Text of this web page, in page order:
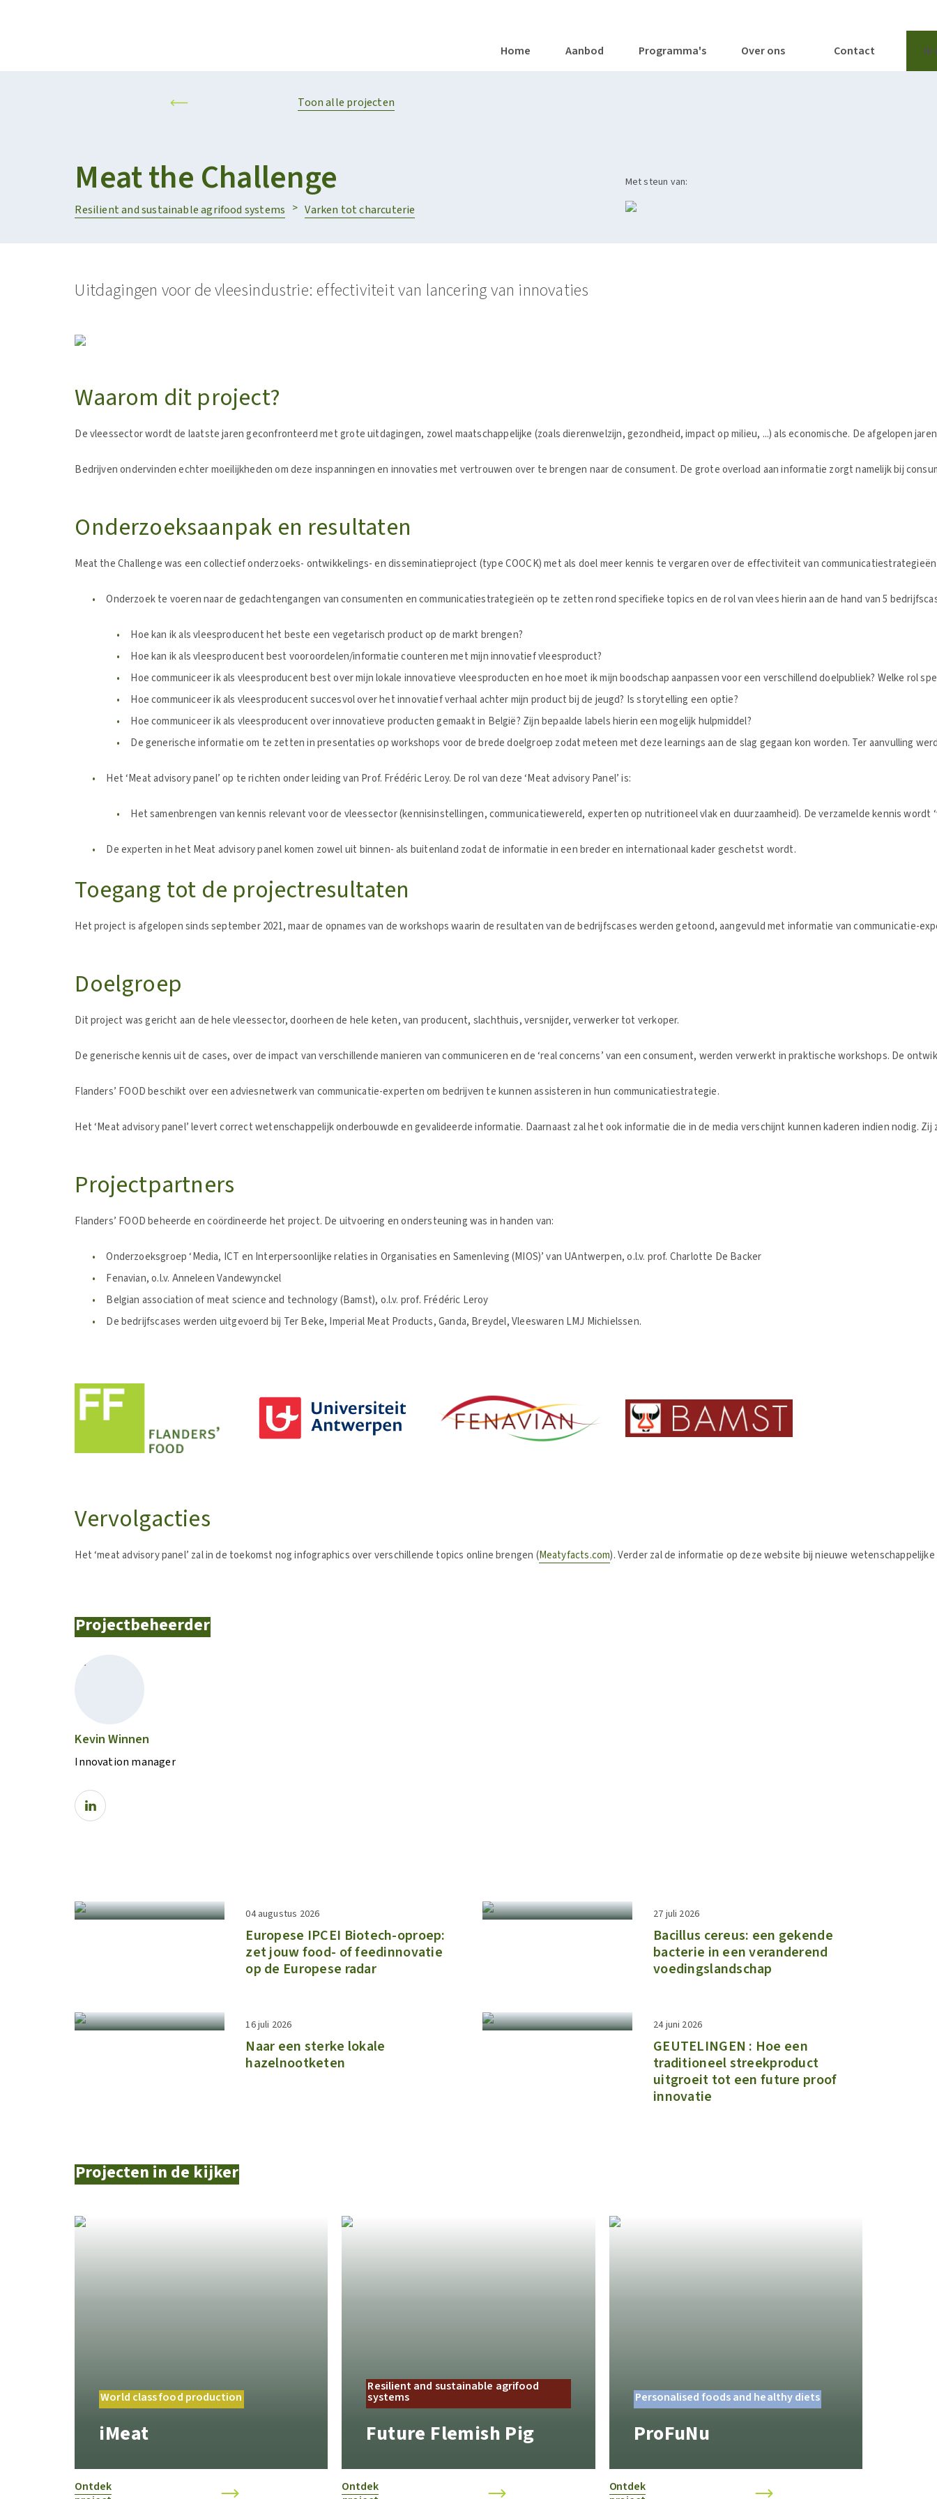
Home Aanbod Programma's Over ons Contact Ik
Toon alle projecten
Meat the Challenge
Resilient and sustainable agrifood systems Varken tot charcuterie
Met steun van:
Uitdagingen voor de vleesindustrie: effectiviteit van lancering van innovaties
Waarom dit project?
De vleessector wordt de laatste jaren geconfronteerd met grote uitdagingen, zowel maatschappelijke (zoals dierenwelzijn, gezondheid, impact op milieu, ...) als economische. De afgelopen
Bedrijven ondervinden echter moeilijkheden om deze inspanningen en innovaties met vertrouwen over te brengen naar de consument. De grote overload aan informatie zorgt namelijk bij
Onderzoeksaanpak en resultaten
Meat the Challenge was een collectief onderzoeks- ontwikkelings- en disseminatieproject (type COOCK) met als doel meer kennis te vergaren over de effectiviteit van
Onderzoek te voeren naar de gedachtengangen van consumenten en communicatiestrategieën op te zetten rond specifieke topics en de rol van vlees hierin aan de hand van 5
Hoe kan ik als vleesproducent het beste een vegetarisch product op de markt brengen?
Hoe kan ik als vleesproducent best vooroordelen/informatie counteren met mijn innovatief vleesproduct?
Hoe communiceer ik als vleesproducent best over mijn lokale innovatieve vleesproducten en hoe moet ik mijn boodschap aanpassen voor een verschillend doelpubliek? Welke rol
Hoe communiceer ik als vleesproducent succesvol over het innovatief verhaal achter mijn product bij de jeugd? Is storytelling een optie?
Hoe communiceer ik als vleesproducent over innovatieve producten gemaakt in België? Zijn bepaalde labels hierin een mogelijk hulpmiddel?
De generische informatie om te zetten in presentaties op workshops voor de brede doelgroep zodat meteen met deze learnings aan de slag gegaan kon worden. Ter
Het ‘Meat advisory panel’ op te richten onder leiding van Prof. Frédéric Leroy. De rol van deze ‘Meat advisory Panel’ is:
Het samenbrengen van kennis relevant voor de vleessector (kennisinstellingen, communicatiewereld, experten op nutritioneel vlak en duurzaamheid). De verzamelde kennis wordt
De experten in het Meat advisory panel komen zowel uit binnen- als buitenland zodat de informatie in een breder en internationaal kader geschetst wordt.
Toegang tot de projectresultaten
Het project is afgelopen sinds september 2021, maar de opnames van de workshops waarin de resultaten van de bedrijfscases werden getoond, aangevuld met informatie van
Doelgroep
Dit project was gericht aan de hele vleessector, doorheen de hele keten, van producent, slachthuis, versnijder, verwerker tot verkoper.
De generische kennis uit de cases, over de impact van verschillende manieren van communiceren en de ‘real concerns’ van een consument, werden verwerkt in praktische workshops. De
Flanders’ FOOD beschikt over een adviesnetwerk van communicatie-experten om bedrijven te kunnen assisteren in hun communicatiestrategie.
Het ‘Meat advisory panel’ levert correct wetenschappelijk onderbouwde en gevalideerde informatie. Daarnaast zal het ook informatie die in de media verschijnt kunnen kaderen indien
Projectpartners
Flanders’ FOOD beheerde en coördineerde het project. De uitvoering en ondersteuning was in handen van:
Onderzoeksgroep ‘Media, ICT en Interpersoonlijke relaties in Organisaties en Samenleving (MIOS)’ van UAntwerpen, o.l.v. prof. Charlotte De Backer
Fenavian, o.l.v. Anneleen Vandewynckel
Belgian association of meat science and technology (Bamst), o.l.v. prof. Frédéric Leroy
De bedrijfscases werden uitgevoerd bij Ter Beke, Imperial Meat Products, Ganda, Breydel, Vleeswaren LMJ Michielssen.
Vervolgacties
Het ‘meat advisory panel’ zal in de toekomst nog infographics over verschillende topics online brengen (Meatyfacts.com). Verder zal de informatie op deze website bij nieuwe
Projectbeheerder
Kevin Winnen
Innovation manager
04 augustus 2026
​​Europese IPCEI Biotech-oproep:
zet jouw food- of feedinnovatie
op de Europese radar​
27 juli 2026
Bacillus cereus: een gekende
bacterie in een veranderend
voedingslandschap
16 juli 2026
Naar een sterke lokale
hazelnootketen
24 juni 2026
GEUTELINGEN : Hoe een
traditioneel streekproduct
uitgroeit tot een future proof
innovatie
Projecten in de kijker
World class food production
iMeat
Ontdek
Resilient and sustainable agrifood
systems
Future Flemish Pig
Ontdek
Personalised foods and healthy diets
ProFuNu
Ontdek